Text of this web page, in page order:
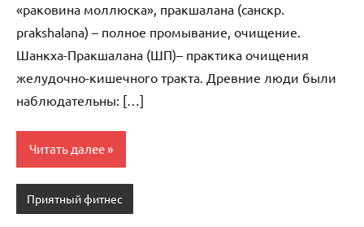
«раковина моллюска», пракшалана (санскр.
prakshalana) – полное промывание, очищение.
Шанкха-Пракшалана (ШП)– практика очищения
желудочно-кишечного тракта. Древние люди были
наблюдательны: […]
Читать далее
Приятный фитнес